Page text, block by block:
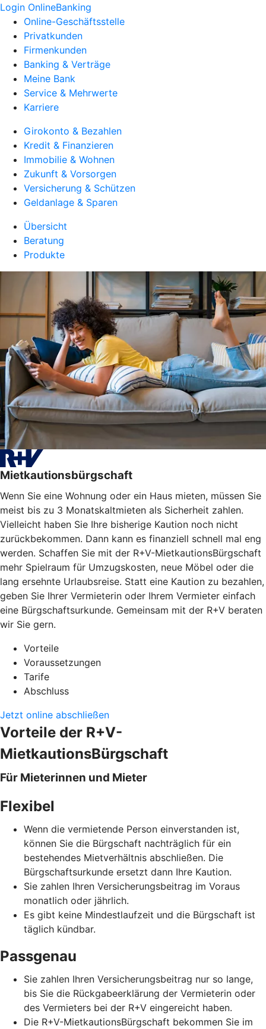
Login OnlineBanking
Online-Geschäftsstelle
Privatkunden
Firmenkunden
Banking & Verträge
Meine Bank
Service & Mehrwerte
Karriere
Girokonto & Bezahlen
Kredit & Finanzieren
Immobilie & Wohnen
Zukunft & Vorsorgen
Versicherung & Schützen
Geldanlage & Sparen
Übersicht
Beratung
Produkte
Mietkautionsbürgschaft
Wenn Sie eine Wohnung oder ein Haus mieten, müssen Sie
meist bis zu 3 Monatskaltmieten als Sicherheit zahlen.
Vielleicht haben Sie Ihre bisherige Kaution noch nicht
zurückbekommen. Dann kann es finanziell schnell mal eng
werden. Schaffen Sie mit der R+V-MietkautionsBürgschaft
mehr Spielraum für Umzugskosten, neue Möbel oder die
lang ersehnte Urlaubsreise. Statt eine Kaution zu bezahlen,
geben Sie Ihrer Vermieterin oder Ihrem Vermieter einfach
eine Bürgschaftsurkunde. Gemeinsam mit der R+V beraten
wir Sie gern.
Vorteile
Voraussetzungen
Tarife
Abschluss
Jetzt online abschließen
Vorteile der R+V-
MietkautionsBürgschaft
Für Mieterinnen und Mieter
Flexibel
Wenn die vermietende Person einverstanden ist,
können Sie die Bürgschaft nachträglich für ein
bestehendes Mietverhältnis abschließen. Die
Bürgschaftsurkunde ersetzt dann Ihre Kaution.
Sie zahlen Ihren Versicherungsbeitrag im Voraus
monatlich oder jährlich.
Es gibt keine Mindestlaufzeit und die Bürgschaft ist
täglich kündbar.
Passgenau
Sie zahlen Ihren Versicherungsbeitrag nur so lange,
bis Sie die Rückgabeerklärung der Vermieterin oder
des Vermieters bei der R+V eingereicht haben.
Die R+V-MietkautionsBürgschaft bekommen Sie im